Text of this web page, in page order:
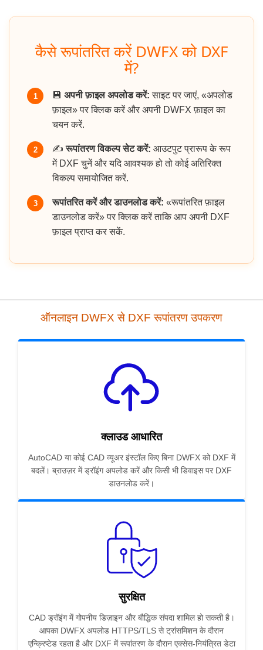
कैसे रूपांतरित करें DWFX को DXF
में?
1 💾 अपनी फ़ाइल अपलोड करें: साइट पर जाएं, «अपलोड
फ़ाइल» पर क्लिक करें और अपनी DWFX फ़ाइल का
चयन करें.
2 ✍️रूपांतरण विकल्प सेट करें: आउटपुट प्रारूप के रूप
में DXF चुनें और यदि आवश्यक हो तो कोई अतिरिक्त
विकल्प समायोजित करें.
3 रूपांतरित करें और डाउनलोड करें: «रूपांतरित फ़ाइल
डाउनलोड करें» पर क्लिक करें ताकि आप अपनी DXF
फ़ाइल प्राप्त कर सकें.
ऑनलाइन DWFX से DXF रूपांतरण उपकरण
क्लाउड आधारित
AutoCAD या कोई CAD व्यूअर इंस्टॉल किए बिना DWFX को DXF में
बदलें। ब्राउज़र में ड्रॉइंग अपलोड करें और किसी भी डिवाइस पर DXF
डाउनलोड करें।
सुरक्षित
CAD ड्रॉइंग में गोपनीय डिज़ाइन और बौद्धिक संपदा शामिल हो सकती है।
आपका DWFX अपलोड HTTPS/TLS से ट्रांसमिशन के दौरान
एन्क्रिप्टेड रहता है और DXF में रूपांतरण के दौरान एक्सेस-नियंत्रित डेटा